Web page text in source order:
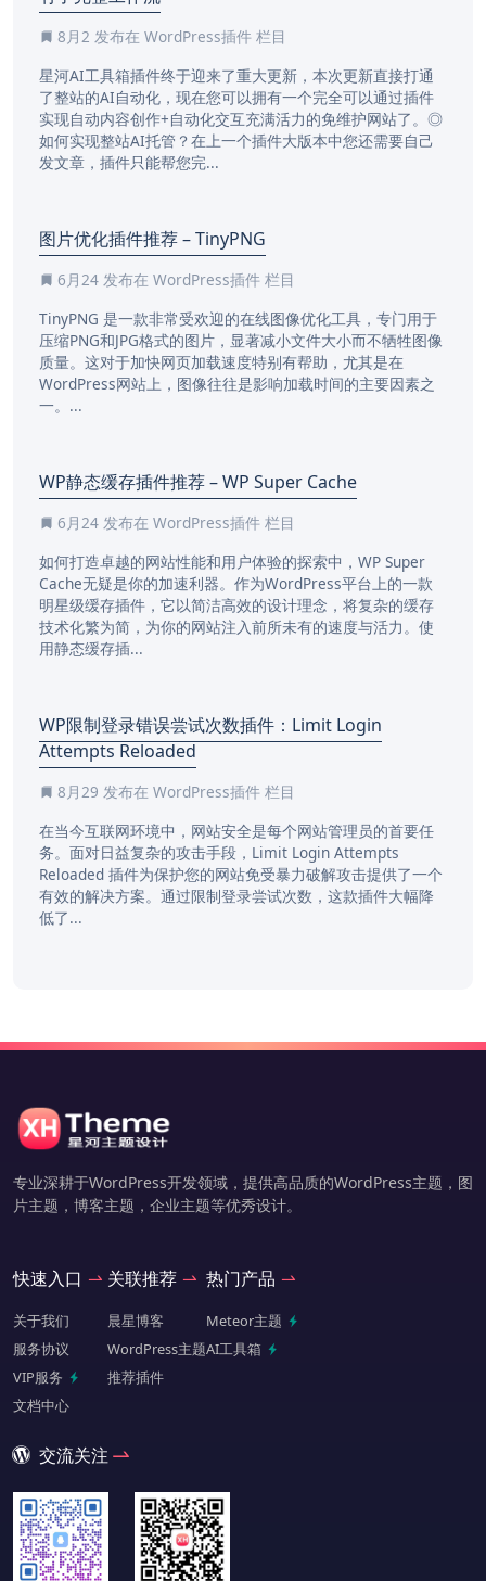
8月2 发布在 WordPress插件 栏目
星河AI工具箱插件终于迎来了重大更新，本次更新直接打通
了整站的AI自动化，现在您可以拥有一个完全可以通过插件
实现自动内容创作+自动化交互充满活力的免维护网站了。◎
如何实现整站AI托管？在上一个插件大版本中您还需要自己
发文章，插件只能帮您完...
图片优化插件推荐 – TinyPNG
6月24 发布在 WordPress插件 栏目
TinyPNG 是一款非常受欢迎的在线图像优化工具，专门用于
压缩PNG和JPG格式的图片，显著减小文件大小而不牺牲图像
质量。这对于加快网页加载速度特别有帮助，尤其是在
WordPress网站上，图像往往是影响加载时间的主要因素之
一。...
WP静态缓存插件推荐 – WP Super Cache
6月24 发布在 WordPress插件 栏目
如何打造卓越的网站性能和用户体验的探索中，WP Super
Cache无疑是你的加速利器。作为WordPress平台上的一款
明星级缓存插件，它以简洁高效的设计理念，将复杂的缓存
技术化繁为简，为你的网站注入前所未有的速度与活力。使
用静态缓存插...
WP限制登录错误尝试次数插件：Limit Login
Attempts Reloaded
8月29 发布在 WordPress插件 栏目
在当今互联网环境中，网站安全是每个网站管理员的首要任
务。面对日益复杂的攻击手段，Limit Login Attempts
Reloaded 插件为保护您的网站免受暴力破解攻击提供了一个
有效的解决方案。通过限制登录尝试次数，这款插件大幅降
低了...
专业深耕于WordPress开发领域，提供高品质的WordPress主题，图
片主题，博客主题，企业主题等优秀设计。
快速入口
关于我们
服务协议
VIP服务
文档中心
关联推荐
晨星博客
WordPress主题
推荐插件
热门产品
Meteor主题
AI工具箱
交流关注